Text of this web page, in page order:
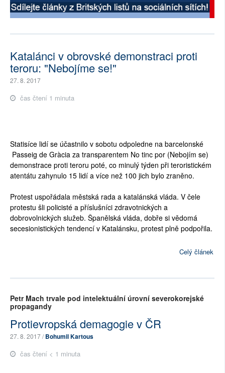
Katalánci v obrovské demonstraci proti
teroru: "Nebojíme se!"
27. 8. 2017
čas čtení 1 minuta
Statisíce lidí se účastnilo v sobotu odpoledne na barcelonské
Passeig de Gràcia za transparentem No tinc por (Nebojím se)
demonstrace proti teroru poté, co minulý týden při teroristickém
atentátu zahynulo 15 lidí a více než 100 jich bylo zraněno.
Protest uspořádala městská rada a katalánská vláda. V čele
protestu šli policisté a příslušníci zdravotnických a
dobrovolnických služeb. Španělská vláda, dobře si vědomá
secesionistických tendencí v Katalánsku, protest plně podpořila.
Celý článek
Petr Mach trvale pod intelektuální úrovní severokorejské
propagandy
Protievropská demagogie v ČR
27. 8. 2017 /Bohumil Kartous
čas čtení < 1 minuta